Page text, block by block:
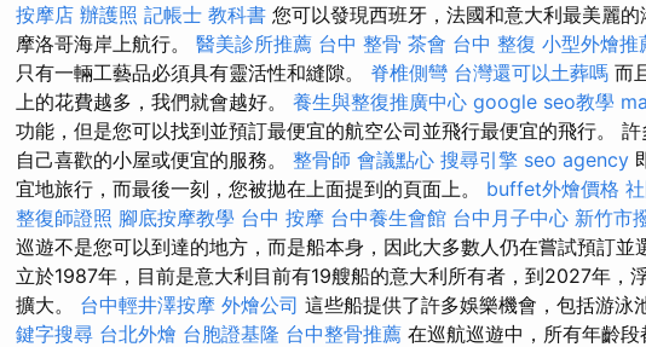
按摩店 辦護照 記帳士 教科書 您可以發現西班牙，法國和意大利最美麗
摩洛哥海岸上航行。 醫美診所推薦 台中 整骨 茶會 台中 整復 小型外燴推
只有一輛工藝品必須具有靈活性和縫隙。 脊椎側彎 台灣還可以土葬嗎 而
上的花費越多，我們就會越好。 養生與整復推廣中心 google seo教學
功能，但是您可以找到並預訂最便宜的航空公司並飛行最便宜的飛行。
自己喜歡的小屋或便宜的服務。 整骨師 會議點心 搜尋引擎 seo agency
宜地旅行，而最後一刻，您被拋在上面提到的頁面上。 buffet外燴價格
整復師證照 腳底按摩教學 台中 按摩 台中養生會館 台中月子中心 新竹市
巡遊不是您可以到達的地方，而是船本身，因此大多數人仍在嘗試預訂並
立於1987年，目前是意大利目前有19艘船的意大利所有者，到2027年，
擴大。 台中輕井澤按摩 外燴公司 這些船提供了許多娛樂機會，包括游泳
鍵字搜尋 台北外燴 台胞證基隆 台中整骨推薦 在巡航巡遊中，所有年齡